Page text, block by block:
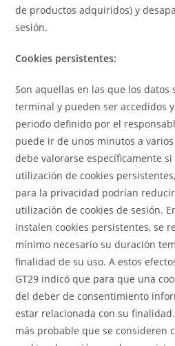
de productos adquiridos) y
sesión.
Cookies persistentes:
Son aquellas en las que los datos
terminal y pueden ser accedidos
periodo definido por el
puede ir de unos minutos a
debe valorarse específicamente si
utilización de cookies
para la privacidad podrían
utilización de cookies de sesión.
instalen cookies persistentes, se
mínimo necesario su duración
finalidad de su uso. A estos
GT29 indicó que para que una
del deber de consentimiento
estar relacionada con su
más probable que se consideren